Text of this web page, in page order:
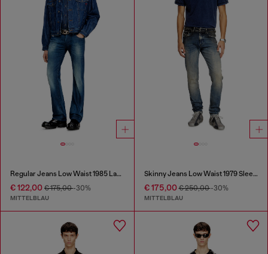
Regular Jeans Low Waist 1985 Larkee
€ 122,00 € 175,00-30%
MITTELBLAU
Skinny Jeans Low Waist 1979 Sleenker
€ 175,00€ 250,00-30%
MITTELBLAU